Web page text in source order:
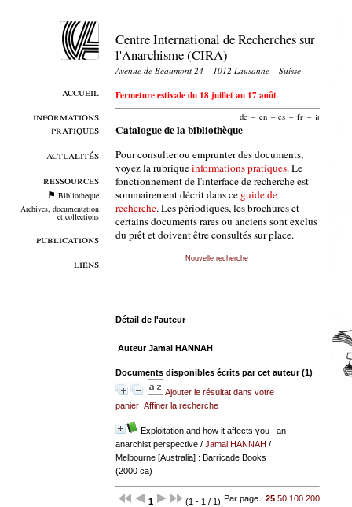
accueil
informations
pratiques
actualités
ressources
Bibliothèque
Archives, documentation
et collections
publications
liens
Centre International de Recherches sur
l'Anarchisme (CIRA)
Avenue de Beaumont 24 – 1012 Lausanne – Suisse
Fermeture estivale du 18 juillet au 17 août
de – en – es – fr – it
Catalogue de la bibliothèque
Pour consulter ou emprunter des documents,
voyez la rubriqueinformations pratiques. Le
fonctionnement de l'interface de recherche est
sommairement décrit dans ce guide de
recherche. Les périodiques, les brochures et
certains documents rares ou anciens sont exclus
du prêt et doivent être consultés sur place.
Nouvelle recherche
Détail de l'auteur
Auteur Jamal HANNAH
Documents disponibles écrits par cet auteur (1)
Ajouter le résultat dans votre
panier Affiner la recherche
Exploitation and how it affects you : an
anarchist perspective/ Jamal HANNAH /
Melbourne [Australia] : Barricade Books
(2000 ca)
1 (1 - 1 / 1) Par page : 25 50 100 200